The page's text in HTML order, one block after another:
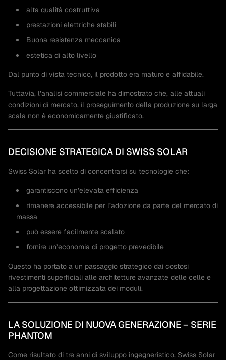
alta qualità costruttiva
prestazioni elettriche stabili
Buona resistenza meccanica
estetica di alto livello
Dal punto di vista tecnico, il prodotto era maturo e affidabile.
Tuttavia, l’analisi commerciale ha dimostrato che, alle attuali
condizioni di mercato, il proseguimento della produzione su larga
scala non è economicamente giustificato.
DECISIONE STRATEGICA DI SWISS SOLAR
Swiss Solar ha scelto di concentrarsi su tecnologie che:
garantiscono un’elevata efficienza
rimanere accessibile per l’adozione da parte del mercato di
massa
può essere facilmente scalato
fornire un’economia di progetto prevedibile
Questo ha portato a un passaggio strategico dai costosi
rivestimenti superficiali alle architetture avanzate delle celle e
alla progettazione ottimizzata dei moduli.
LA SOLUZIONE DI NUOVA GENERAZIONE – SERIE
PHANTOM
Come risultato di tre anni di sviluppo ingegneristico, Swiss Solar